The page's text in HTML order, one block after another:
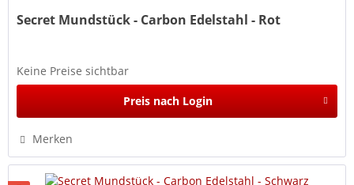
Secret Mundstück - Carbon Edelstahl - Rot
Keine Preise sichtbar
Preis nach Login
Merken